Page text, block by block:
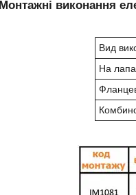
Монтажні виконання
Вид
На